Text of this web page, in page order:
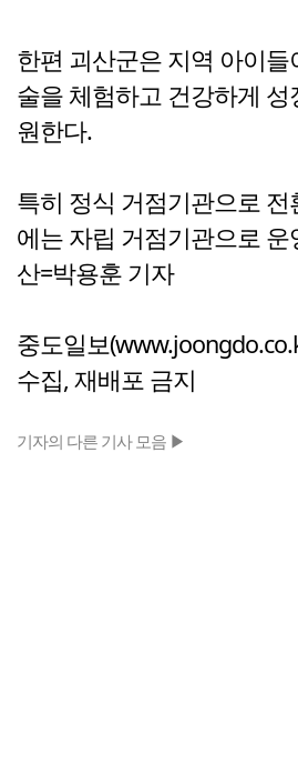
한편 괴산군은 지역 아이들
술을 체험하고 건강하게 성
원한다.
특히 정식 거점기관으로 전
에는 자립 거점기관으로 운
산=박용훈 기자
중도일보
수집, 재배포 금지
기자의 다른 기사 모음 ▶